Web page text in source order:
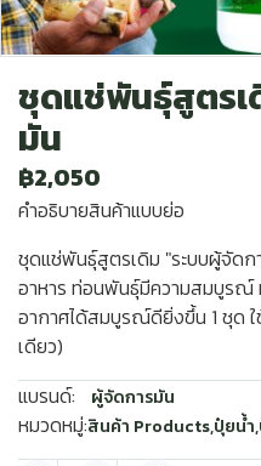
ชุดแช่พันธุ์สูตรเ
มัน
฿2,050
คำอธิบายสินค้าแบบย่อ
ชุดแช่พันธุ์สูตรเดิม "ระบบผู้จัด
อาหาร ท่อนพันธุ์มีความสมบูรณ์
อากาศได้สมบูรณ์ดียิ่งขึ้น 1 ชุด
เดียว)
แบรนด์:
ผู้จัดการมัน
หมวดหมู่:สินค้า Products,ปุ๋ยน้ำ,